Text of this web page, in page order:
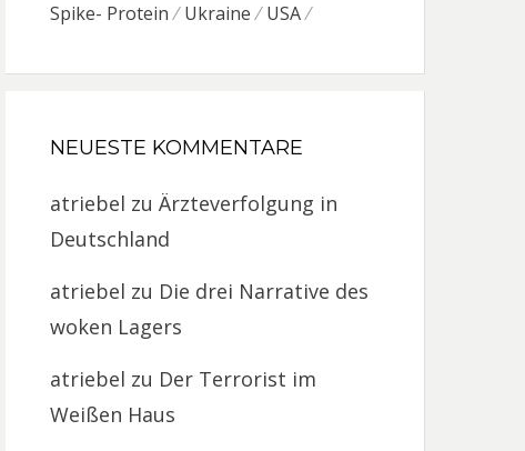
Spike- Protein
Ukraine USA
NEUESTE KOMMENTARE
atriebel zuÄrzteverfolgung in
Deutschland
atriebel zu Die drei Narrative des
woken Lagers
atriebel zu Der Terrorist im
Weißen Haus